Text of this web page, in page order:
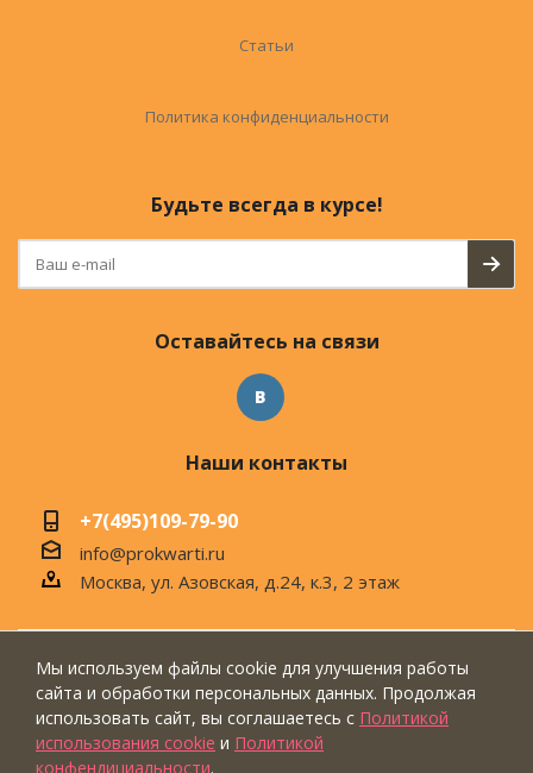
Статьи
Политика конфиденциальности
Будьте всегда в курсе!
Оставайтесь на связи
Наши контакты
+7(495)109-79-90
info@prokwarti.ru
Москва, ул. Азовская, д.24, к.3, 2 этаж
© 2026 Магазин современного интерьера
"ПроКвартиРу"
Мы используем файлы cookie для улучшения работы
сайта и обработки персональных данных. Продолжая
использовать сайт, вы соглашаетесь с Политикой
использования cookie и Политикой
конфендициальности.